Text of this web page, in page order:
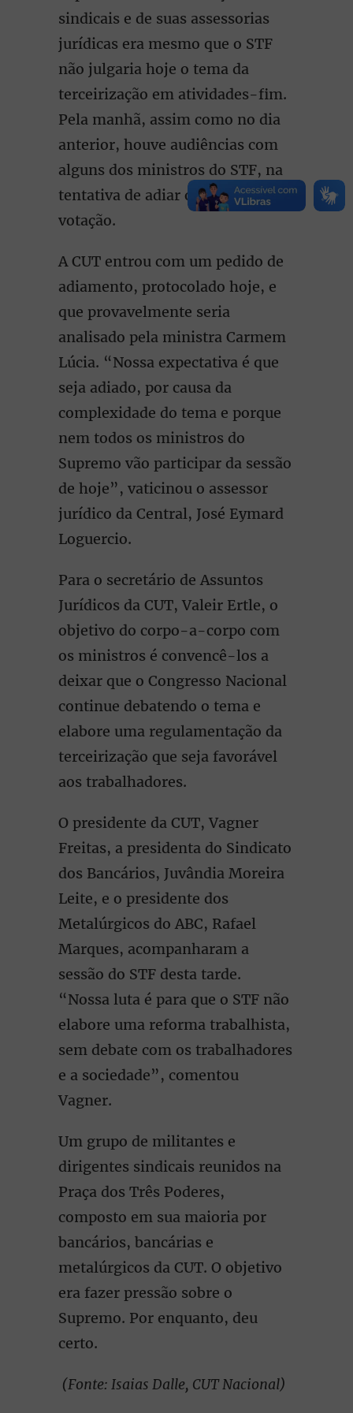
sindicais e de suas assessorias
jurídicas era mesmo que o STF
não julgaria hoje o tema da
terceirização em atividades-fim.
Pela manhã, assim como no dia
anterior, houve audiências com
alguns dos ministros do STF, na
tentativa de adiar ou suspender a
votação.
A CUT entrou com um pedido de
adiamento, protocolado hoje, e
que provavelmente seria
analisado pela ministra Carmem
Lúcia. “Nossa expectativa é que
seja adiado, por causa da
complexidade do tema e porque
nem todos os ministros do
Supremo vão participar da sessão
de hoje”, vaticinou o assessor
jurídico da Central, José Eymard
Loguercio.
Para o secretário de Assuntos
Jurídicos da CUT, Valeir Ertle, o
objetivo do corpo-a-corpo com
os ministros é convencê-los a
deixar que o Congresso Nacional
continue debatendo o tema e
elabore uma regulamentação da
terceirização que seja favorável
aos trabalhadores.
O presidente da CUT, Vagner
Freitas, a presidenta do Sindicato
dos Bancários, Juvândia Moreira
Leite, e o presidente dos
Metalúrgicos do ABC, Rafael
Marques, acompanharam a
sessão do STF desta tarde.
“Nossa luta é para que o STF não
elabore uma reforma trabalhista,
sem debate com os trabalhadores
e a sociedade”, comentou
Vagner.
Um grupo de militantes e
dirigentes sindicais reunidos na
Praça dos Três Poderes,
composto em sua maioria por
bancários, bancárias e
metalúrgicos da CUT. O objetivo
era fazer pressão sobre o
Supremo. Por enquanto, deu
certo.
(Fonte: Isaias Dalle, CUT Nacional)